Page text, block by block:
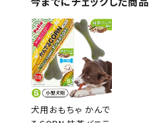
犬用おもちゃ かんで